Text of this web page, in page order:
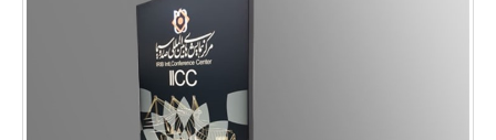
بانک، بیمه و سرمایه
مسکن و ساختمان